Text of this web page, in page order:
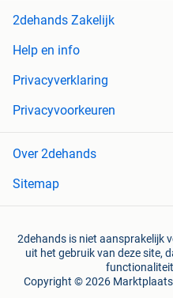
2dehands Zakelijk
Help en info
Privacyverklaring
Privacyvoorkeuren
Over 2dehands
Sitemap
2dehands is niet aansprakelijk
uit het gebruik van deze site,
Copyright © 2026 Marktplaats